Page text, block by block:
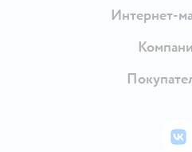
Интернет-
Доставка и
Правила
Политика
Бонусные